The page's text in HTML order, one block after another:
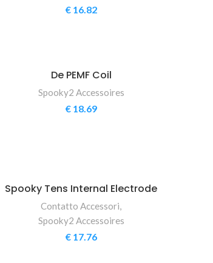
€16.82
De PEMF Coil
Spooky2 Accessoires
€18.69
Spooky Tens Internal Electrode
Contatto Accessori,
Spooky2 Accessoires
€17.76